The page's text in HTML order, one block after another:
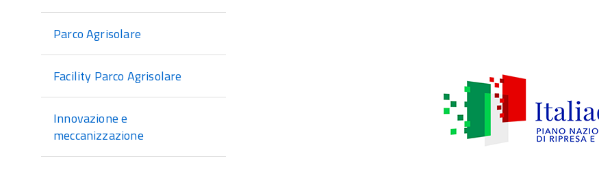
sezione
Parco Agrisolare
Facility Parco Agrisolare
Innovazione e
meccanizzazione